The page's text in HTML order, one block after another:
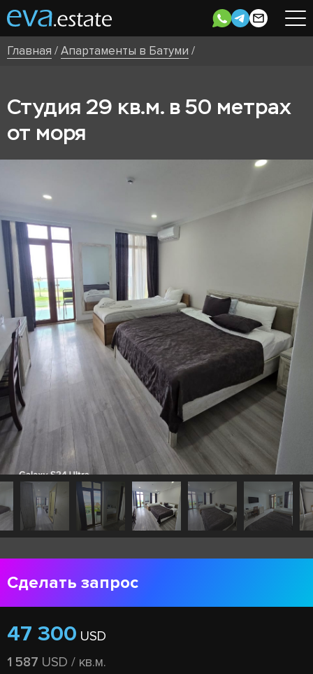
Главная /Апартаменты в Батуми /
Студия 29 кв.м. в 50 метрах
от моря
Сделать запрос
47 300 USD
1 587 USD / кв.м.